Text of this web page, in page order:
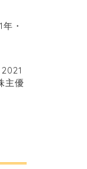
・
主優